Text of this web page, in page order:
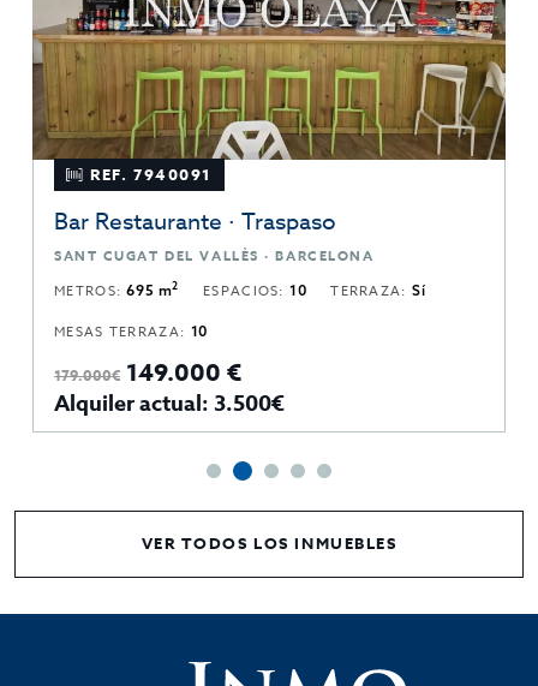
REF. 7940091
Bar Restaurante · Traspaso
SANT CUGAT DEL VALLÈS · BARCELONA
METROS:695 m2 ESPACIOS:10 TERRAZA: Sí
MESAS TERRAZA: 10
179.000€ 149.000 €
Alquiler actual: 3.500€
VER TODOS LOS INMUEBLES